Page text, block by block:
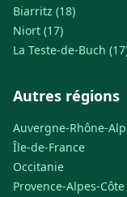
Biarritz (18)
Niort (17)
La Teste-de-Buch
Autres régions
Auvergne-Rhône-
Île-de-France
Occitanie
Provence-Alpes-